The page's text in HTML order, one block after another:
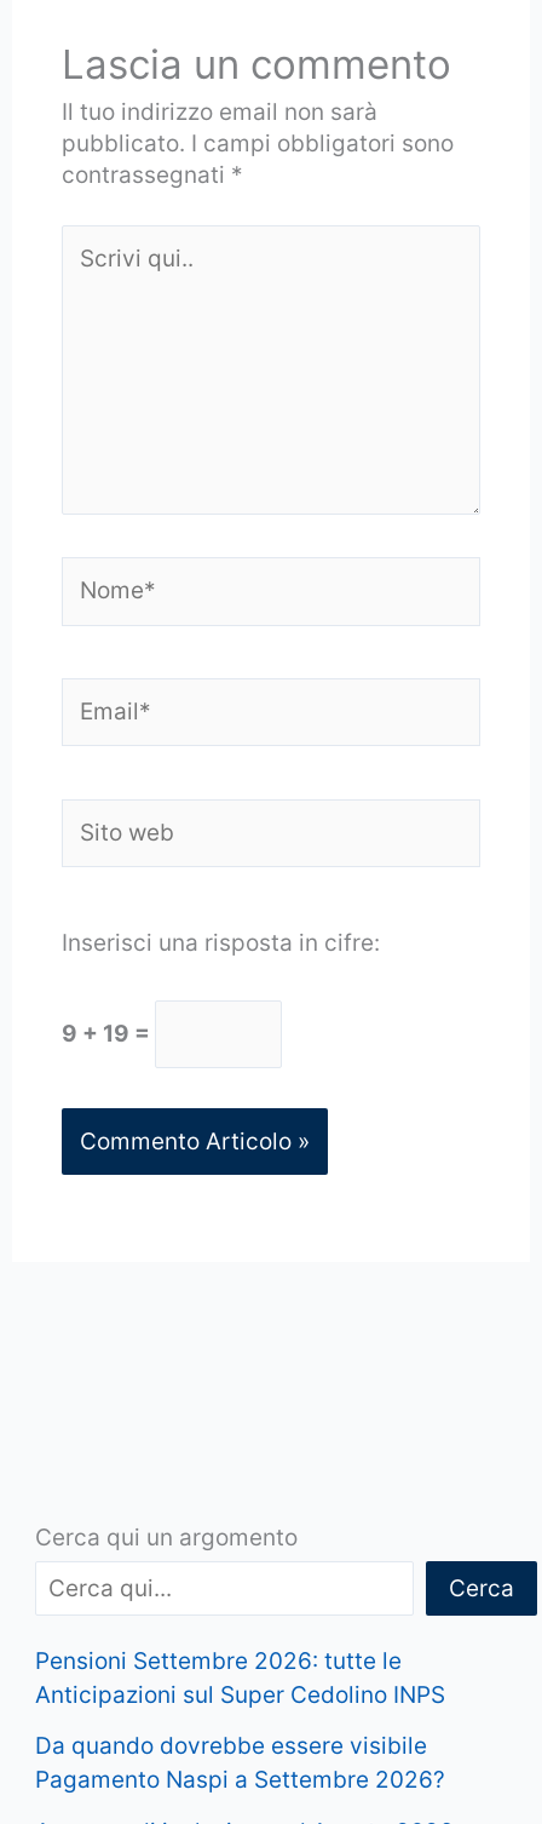
Lascia un commento
Il tuo indirizzo email non sarà
pubblicato. I campi obbligatori sono
contrassegnati *
qui..
web
Inserisci una risposta in cifre:
9 + 19 =
Cerca qui un argomento
Cerca
Pensioni Settembre 2026: tutte le
Anticipazioni sul Super Cedolino INPS
Da quando dovrebbe essere visibile
Pagamento Naspi a Settembre 2026?